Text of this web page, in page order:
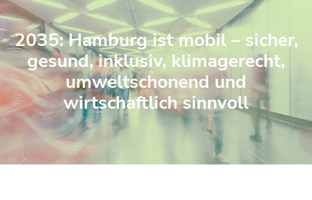
2035: Hamburg ist mobil – sicher,
gesund, inklusiv, klimagerecht,
umweltschonend und
wirtschaftlich sinnvoll